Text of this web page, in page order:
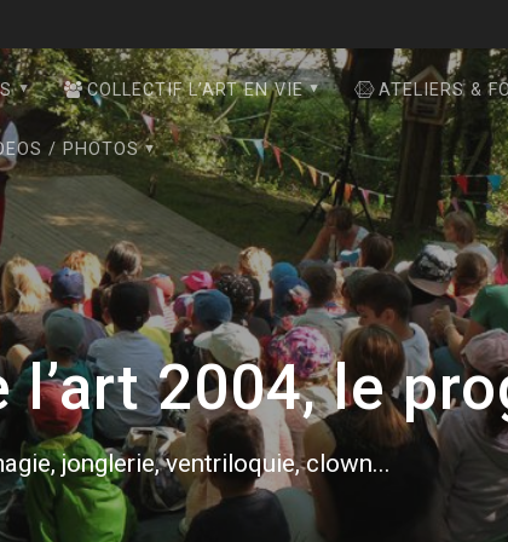
COLLECTIF L’ART EN VIE ATELIERS &
/ PHOTOS
2004, le
jonglerie, ventriloquie, clown...